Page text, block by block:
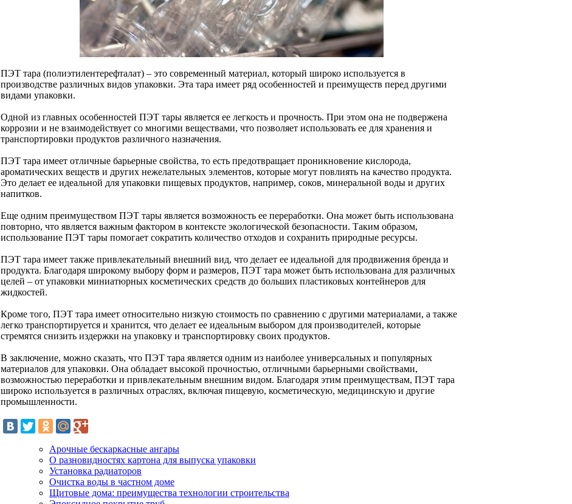
ПЭТ тара (полиэтилентерефталат) – это современный материал, который широко используется в
производстве различных видов упаковки. Эта тара имеет ряд особенностей и преимуществ перед другими
видами упаковки.
Одной из главных особенностей ПЭТ тары является ее легкость и прочность. При этом она не подвержена
коррозии и не взаимодействует со многими веществами, что позволяет использовать ее для хранения и
транспортировки продуктов различного назначения.
ПЭТ тара имеет отличные барьерные свойства, то есть предотвращает проникновение кислорода,
ароматических веществ и других нежелательных элементов, которые могут повлиять на качество продукта.
Это делает ее идеальной для упаковки пищевых продуктов, например, соков, минеральной воды и других
напитков.
Еще одним преимуществом ПЭТ тары является возможность ее переработки. Она может быть использована
повторно, что является важным фактором в контексте экологической безопасности. Таким образом,
использование ПЭТ тары помогает сократить количество отходов и сохранить природные ресурсы.
ПЭТ тара имеет также привлекательный внешний вид, что делает ее идеальной для продвижения бренда и
продукта. Благодаря широкому выбору форм и размеров, ПЭТ тара может быть использована для различных
целей – от упаковки миниатюрных косметических средств до больших пластиковых контейнеров для
жидкостей.
Кроме того, ПЭТ тара имеет относительно низкую стоимость по сравнению с другими материалами, а также
легко транспортируется и хранится, что делает ее идеальным выбором для производителей, которые
стремятся снизить издержки на упаковку и транспортировку своих продуктов.
В заключение, можно сказать, что ПЭТ тара является одним из наиболее универсальных и популярных
материалов для упаковки. Она обладает высокой прочностью, отличными барьерными свойствами,
возможностью переработки и привлекательным внешним видом. Благодаря этим преимуществам, ПЭТ тара
широко используется в различных отраслях, включая пищевую, косметическую, медицинскую и другие
промышленности.
Арочные бескаркасные ангары
О разновидностях картона для выпуска упаковки
Установка радиаторов
Очистка воды в частном доме
Щитовые дома: преимущества технологии строительства